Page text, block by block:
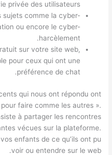
privée des utilisateurs.
sujets comme la cyber-
ou encore le cyber-
harcèlement.
sur votre site web,
pour ceux qui ont une
préférence de chat.
qui nous ont répondu ont
faire comme les autres ».
à partager les rencontres
vécues sur la plateforme.
enfants de ce qu’ils ont pu
voir ou entendre sur le web.